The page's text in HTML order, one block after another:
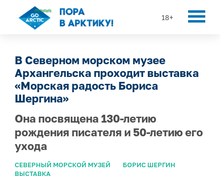
18+
В Северном морском музее
Архангельска проходит выставка
«Морская радость Бориса
Шергина»
Она посвящена 130-летию
рождения писателя и 50-летию его
ухода
СЕВЕРНЫЙ МОРСКОЙ МУЗЕЙ
БОРИС ШЕРГИН
ВЫСТАВКА